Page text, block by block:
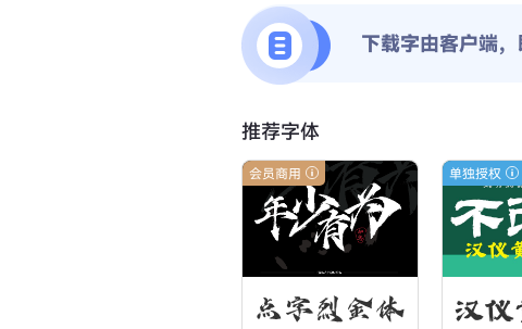
下载字由客户端
推荐字体
会员商用
点字烈金体
单独授权
汉